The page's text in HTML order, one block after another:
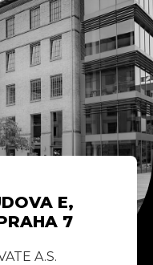
E,
7
A.S.